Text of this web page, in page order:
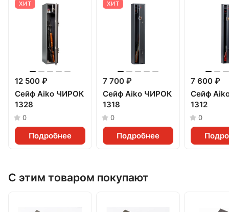
ХИТ
12 500 ₽
Сейф Aiko ЧИРОК
1328
0
Подробнее
ХИТ
7 700 ₽
Сейф Aiko ЧИРОК
1318
0
Подробнее
7 600 ₽
Сейф
1312
0
С этим товаром покупают